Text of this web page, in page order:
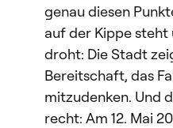
genau diesen
auf der Kippe steht
droht: Die Stadt
Bereitschaft, das
mitzudenken. Und
recht: Am 12. Mai